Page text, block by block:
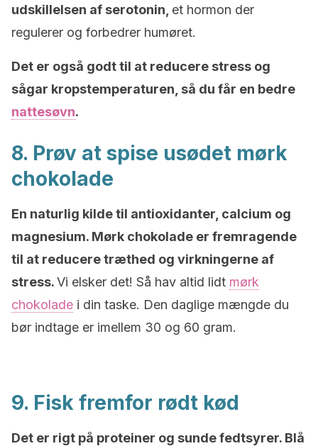
udskillelsen af serotonin, et hormon der
regulerer og forbedrer humøret.
Det er også godt til at reducere stress og
sågar kropstemperaturen, så du får en bedre
nattesøvn.
8. Prøv at spise usødet mørk
chokolade
En naturlig kilde til antioxidanter, calcium og
magnesium. Mørk chokolade er fremragende
til at reducere træthed og virkningerne af
stress.Vi elsker det! Så hav altid lidt mørk
chokolade i din taske. Den daglige mængde du
bør indtage er imellem 30 og 60 gram.
9. Fisk fremfor rødt kød
Det er rigt på proteiner og sunde fedtsyrer. Blå